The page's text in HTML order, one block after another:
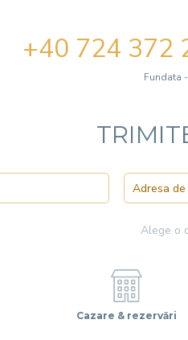
+40 724 372
Fundata
Alege o
Cazare & rezervări